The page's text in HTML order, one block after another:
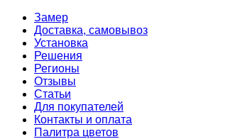
Замер
Доставка, самовывоз
Установка
Решения
Регионы
Отзывы
Статьи
Для покупателей
Контакты и оплата
Палитра цветов